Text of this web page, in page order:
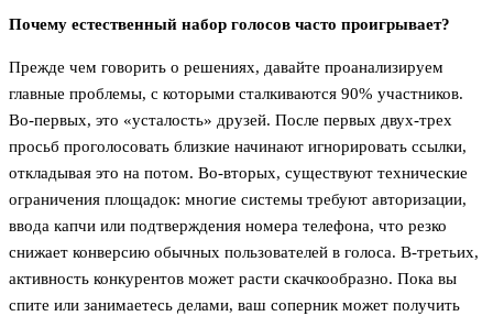
Почему естественный набор голосов часто проигрывает?
Прежде чем говорить о решениях, давайте проанализируем
главные проблемы, с которыми сталкиваются 90% участников.
Во-первых, это «усталость» друзей. После первых двух-трех
просьб проголосовать близкие начинают игнорировать ссылки,
откладывая это на потом. Во-вторых, существуют технические
ограничения площадок: многие системы требуют авторизации,
ввода капчи или подтверждения номера телефона, что резко
снижает конверсию обычных пользователей в голоса. В-третьих,
активность конкурентов может расти скачкообразно. Пока вы
спите или занимаетесь делами, ваш соперник может получить